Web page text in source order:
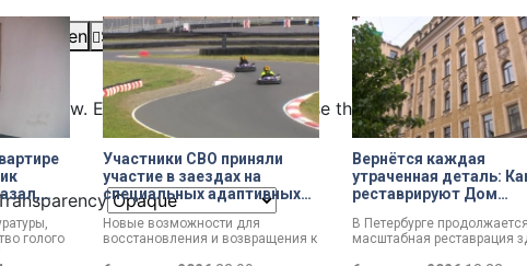
Fullscreen
Share
window. Escape will cancel and close the window.
голого
Участники СВО приняли
участие в заездах на
специальных адаптивных
карт-машинах
Новые возможности для
восстановления и возвращения к
Вернётся каждая
утраченная деталь:
реставрируют Дом
Святого Николая на
Марата
В Петербурге продолжается
масштабная реставрация